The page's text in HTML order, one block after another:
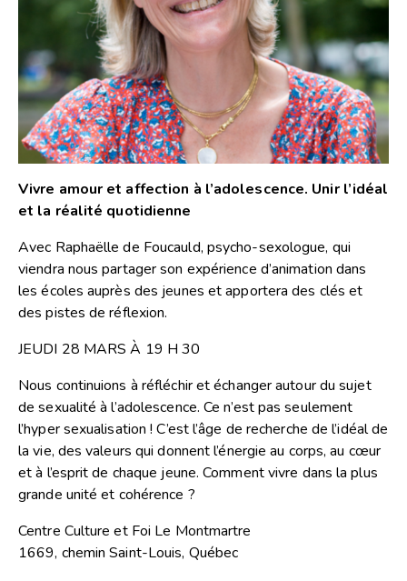
Vivre amour et affection à l’adolescence. Unir l’idéal
et la réalité quotidienne
Avec Raphaëlle de Foucauld, psycho-sexologue, qui
viendra nous partager son expérience d’animation dans
les écoles auprès des jeunes et apportera des clés et
des pistes de réflexion.
JEUDI 28 MARS À 19 H 30
Nous continuions à réfléchir et échanger autour du sujet
de sexualité à l’adolescence. Ce n’est pas seulement
l’hyper sexualisation ! C’est l’âge de recherche de l’idéal de
la vie, des valeurs qui donnent l’énergie au corps, au cœur
et à l’esprit de chaque jeune. Comment vivre dans la plus
grande unité et cohérence ?
Centre Culture et Foi Le Montmartre
1669, chemin Saint-Louis, Québec